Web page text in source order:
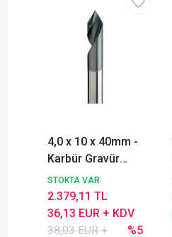
4,0 x 10 x 40mm -
Karbür Gravür
Freze, 60°,
Kaplamalı, Genel
Amaçlı pantoğraf
çakısı
STOKTA VAR
38,03 EUR +
%5
36,13 EUR + KDV
2.379,11 TL